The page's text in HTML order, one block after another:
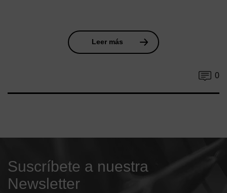
Leer más
0
Suscríbete a nuestra
Newsletter